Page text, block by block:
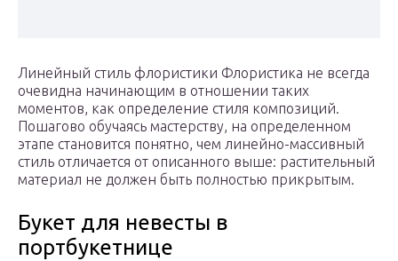
Линейный стиль флористики Флористика не всегда
очевидна начинающим в отношении таких
моментов, как определение стиля композиций.
Пошагово обучаясь мастерству, на определенном
этапе становится понятно, чем линейно-массивный
стиль отличается от описанного выше: растительный
материал не должен быть полностью прикрытым.
Букет для невесты в
портбукетнице